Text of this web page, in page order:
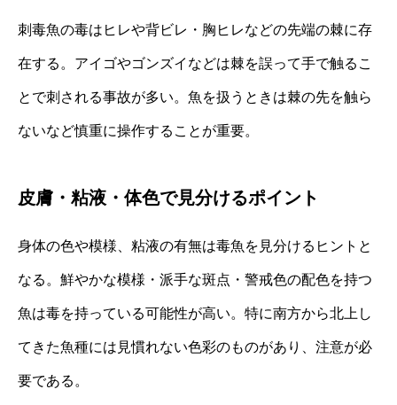
刺毒魚の毒はヒレや背ビレ・胸ヒレなどの先端の棘に存
在する。アイゴやゴンズイなどは棘を誤って手で触るこ
とで刺される事故が多い。魚を扱うときは棘の先を触ら
ないなど慎重に操作することが重要。
皮膚・粘液・体色で見分けるポイント
身体の色や模様、粘液の有無は毒魚を見分けるヒントと
なる。鮮やかな模様・派手な斑点・警戒色の配色を持つ
魚は毒を持っている可能性が高い。特に南方から北上し
てきた魚種には見慣れない色彩のものがあり、注意が必
要である。